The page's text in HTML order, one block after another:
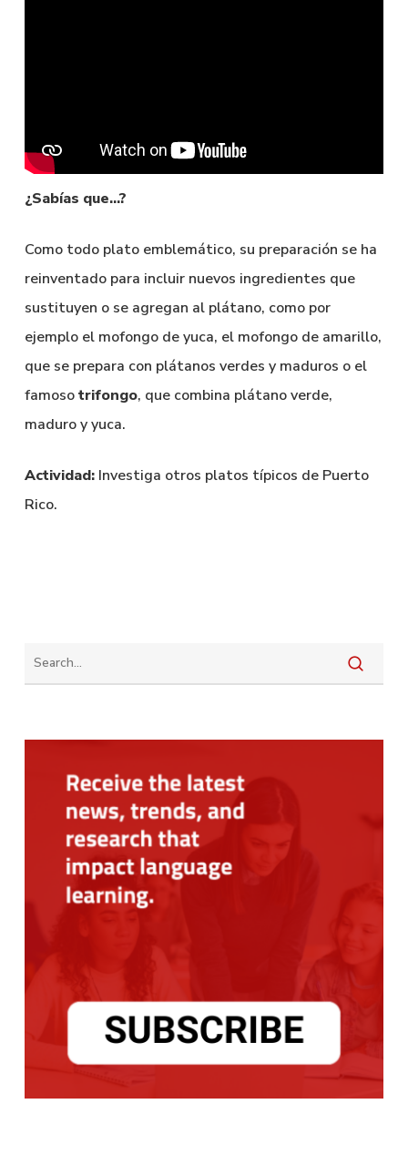
¿Sabías que…?
Como todo plato emblemático, su preparación se ha
reinventado para incluir nuevos ingredientes que
sustituyen o se agregan al plátano, como por
ejemplo el mofongo de yuca, el mofongo de amarillo,
que se prepara con plátanos verdes y maduros o el
famosotrifongo, que combina plátano verde,
maduro y yuca.
Actividad:Investiga otros platos típicos de Puerto
Rico.